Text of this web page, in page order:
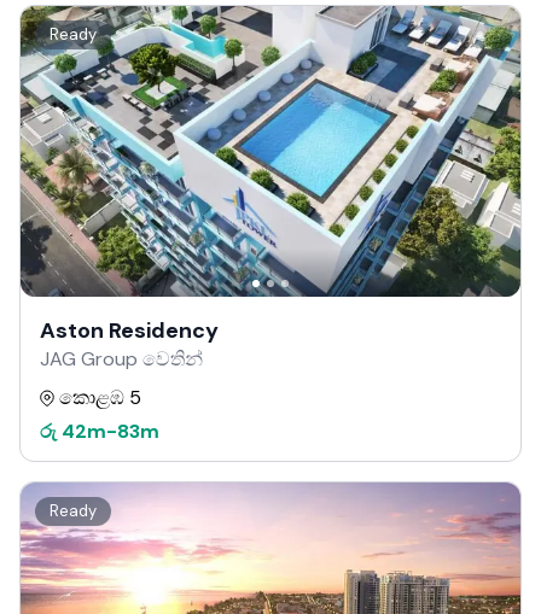
Ready
Aston Residency
JAG Group වෙතින්
කොළඹ 5
රු 42m-83m
Ready